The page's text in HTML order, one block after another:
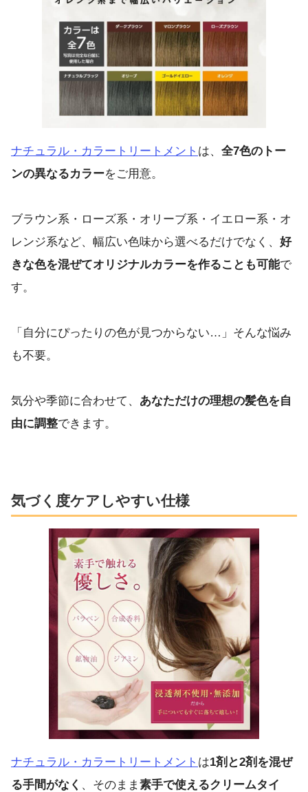
ナチュラル・カラートリートメント は、 全7色のトー
ンの異なるカラーをご用意。
ブラウン系・ローズ系・オリーブ系・イエロー系・オ
レンジ系など、幅広い色味から選べるだけでなく、 好
きな色を混ぜてオリジナルカラーを作ることも可能で
す。
「自分にぴったりの色が見つからない…」そんな悩み
も不要。
気分や季節に合わせて、 あなただけの理想の髪色を自
由に調整できます。
気づく度ケアしやすい仕様
ナチュラル・カラートリートメント は1剤と2剤を混ぜ
る手間がなく 、そのまま 素手で使えるクリームタイ